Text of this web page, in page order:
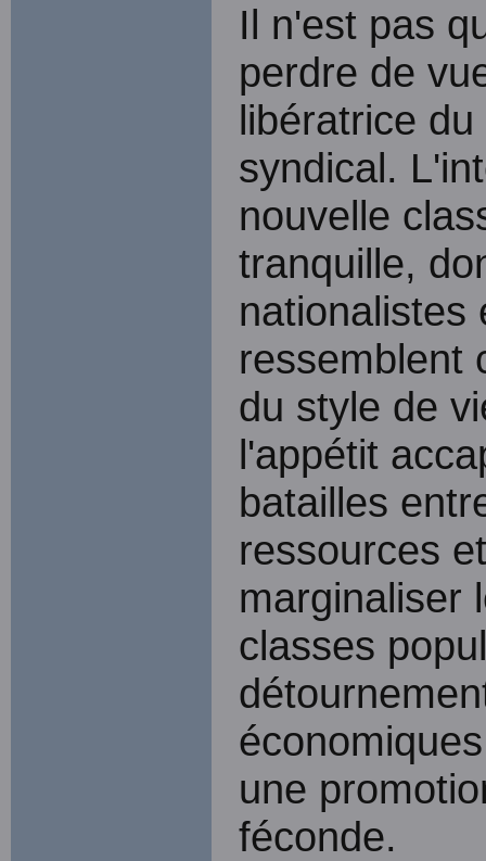
Il n'est pas
perdre de
libératrice
syndical.
nouvelle
tranquille,
nationalistes
ressemblent
du style de
l'appétit
batailles
ressources
marginaliser
classes
une
féconde.